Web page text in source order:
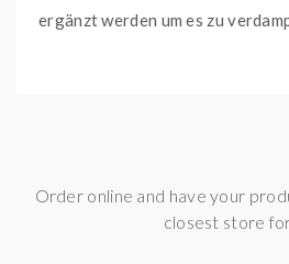
ergänzt werden um es zu
Order online and have your
closest store